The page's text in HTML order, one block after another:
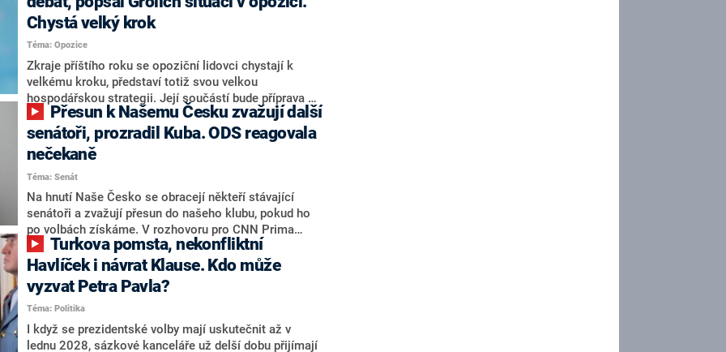
Chystá velký krok
Téma: Opozice
Zkraje příštího roku se opoziční lidovci chystají k
velkému kroku, představí totiž svou velkou
hospodářskou strategii. Její součástí bude příprava na
stárnutí populace, řekl ve středu na setkání s novináři
nový předseda lidovců Jan Grolich. Ten zároveň v
senátních volbách kandiduje ve Vyškově. Popsal i
aktivitu opozice, o níž vládní strany nebo političtí
komentátoři mluví jako o slabé a v defenzivě. „Je to
úmorná práce upozorňovat na chyby vlády. Ministři s
námi navíc nechodí do debat. Chceme ale ukazovat
svoje témata,“ odpověděl Grolich na dotaz CNN Prima
NEWS.
senátoři, prozradil Kuba. ODS reagovala
nečekaně
Téma: Senát
Na hnutí Naše Česko se obracejí někteří stávající
senátoři a zvažují přesun do našeho klubu, pokud ho
po volbách získáme. V rozhovoru pro CNN Prima
NEWS to řekl zakladatel hnutí a jihočeský hejtman
Martin Kuba. Konkrétní nebyl, ale získat by takto mohl
například senátora Zdeňka Hrabu, který je dnes
součástí klubu ODS a TOP 09. Hraba to na dotaz
redakce nevyloučil. Předseda klubu senátorů ODS
Zdeněk Nytra redakci řekl, že počítá s odchodem
některých senátorů z klubu a že Naše Česko není
Havlíček i návrat Klause. Kdo může
vyzvat Petra Pavla?
Téma: Politika
I když se prezidentské volby mají uskutečnit až v
lednu 2028, sázkové kanceláře už delší dobu přijímají